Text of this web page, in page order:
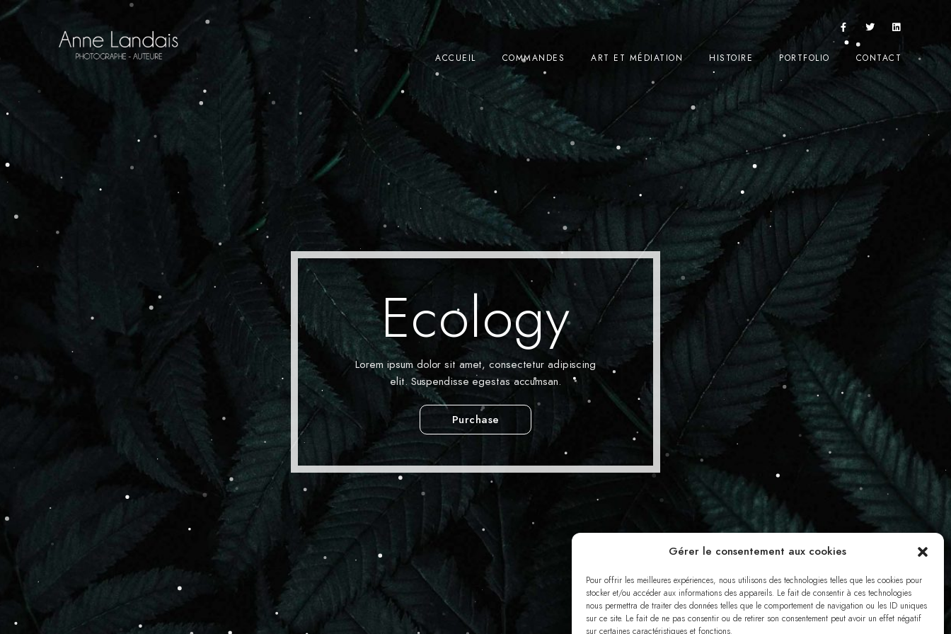
Gérer le consentement aux cookies
Pour offrir les meilleures expériences, nous utilisons des technologies telles que les cookies pour
stocker et/ou accéder aux informations des appareils. Le fait de consentir à ces technologies
nous permettra de traiter des données telles que le comportement de navigation ou les ID uniques
sur ce site. Le fait de ne pas consentir ou de retirer son consentement peut avoir un effet négatif
sur certaines caractéristiques et fonctions.
ACCUEIL COMMANDES ART ET MÉDIATION HISTOIRE PORTFOLIO CONTACT
Ecology
Lorem ipsum dolor sit amet, consectetur adipiscing
elit. Suspendisse egestas accumsan.
Purchase